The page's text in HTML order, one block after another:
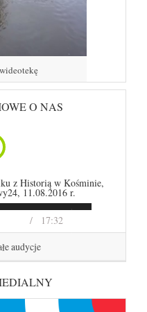
O NAS
17:32
z Historią w Kośminie,
11.08.2016 r.
audycje